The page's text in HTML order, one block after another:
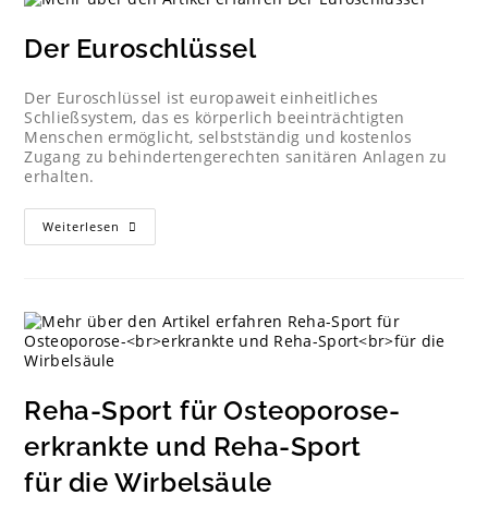
Der Euroschlüssel
Der Euroschlüssel ist europaweit einheitliches
Schließsystem, das es körperlich beeinträchtigten
Menschen ermöglicht, selbstständig und kostenlos
Zugang zu behindertengerechten sanitären Anlagen zu
erhalten.
Weiterlesen
Reha-Sport für Osteoporose-
erkrankte und Reha-Sport
für die Wirbelsäule